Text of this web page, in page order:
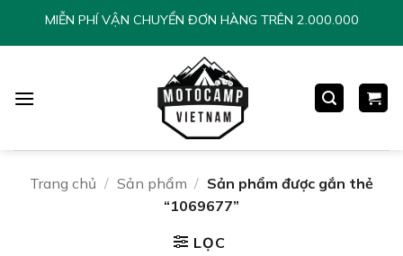
ChuyểnMIỄN PHÍ VẬN CHUYỂN ĐƠN HÀNG TRÊN 2.000.000
Trang chủ / Sản phẩm / Sản phẩm được gắn thẻ
“1069677”
LỌC